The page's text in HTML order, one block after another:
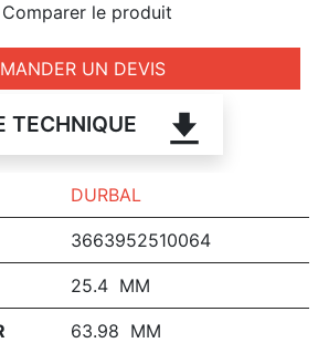
Comparer le produit
UN DEVIS
TECHNIQUE
DURBAL
3663952510064
25.4 MM
63.98 MM